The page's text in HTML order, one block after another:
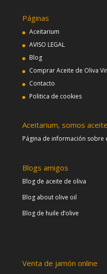
Páginas
Aceitarium
AVISO LEGAL
Blog
Comprar Aceite de Oliva
Contacto
Politica de cookies
Aceitarium, somos
Página de información sobre
Blogs amigos
Blog de aceite de oliva
Blog about olive oil
Blog de huile d’olive
Venta de jamón online